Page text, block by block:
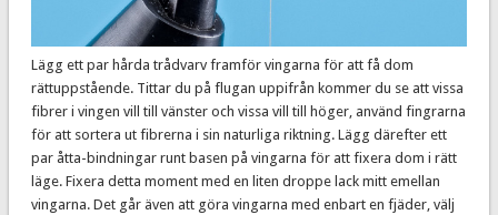
Lägg ett par hårda trådvarv framför vingarna för att få dom
rättuppstående. Tittar du på flugan uppifrån kommer du se att vissa
fibrer i vingen vill till vänster och vissa vill till höger, använd fingrarna
för att sortera ut fibrerna i sin naturliga riktning. Lägg därefter ett
par åtta-bindningar runt basen på vingarna för att fixera dom i rätt
läge. Fixera detta moment med en liten droppe lack mitt emellan
vingarna. Det går även att göra vingarna med enbart en fjäder, välj